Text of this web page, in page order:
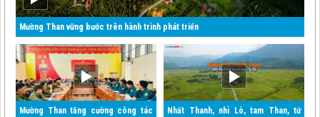
Mường Than vững bước trên hành trình phát triển
Mường Than tăng cường công tác
Nhất Thanh, nhì Lò, tam Than, tứ